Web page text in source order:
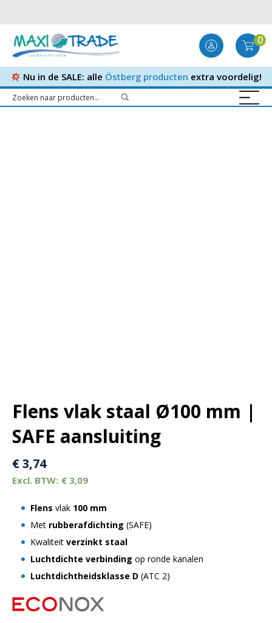
0
Nu in de SALE: alle Östberg producten extra voordelig!
Flens vlak staal Ø100 mm |
SAFE aansluiting
€3,74
€ 3,09
Flens vlak 100 mm
Met rubberafdichting (SAFE)
Kwaliteit verzinkt staal
Luchtdichte verbinding op ronde kanalen
Luchtdichtheidsklasse D (ATC 2)